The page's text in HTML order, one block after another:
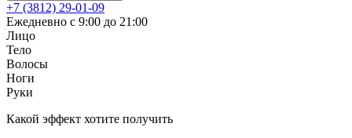
+7 (3812) 29-01-09
Ежедневно с 9:00 до 21:00
Лицо
Тело
Волосы
Ноги
Руки
Какой эффект хотите получить